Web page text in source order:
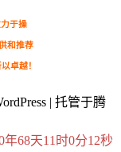
于操
和推荐
卓越！
| 托管于腾
年68天11时0分12秒